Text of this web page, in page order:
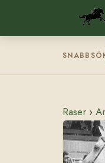
Raser ›